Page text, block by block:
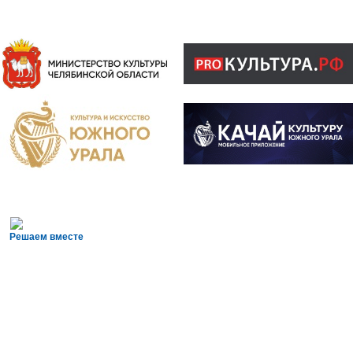
Решаем вместе